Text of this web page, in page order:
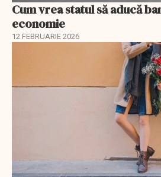
Cum vrea statul să aducă
economie
12 FEBRUARIE 2026